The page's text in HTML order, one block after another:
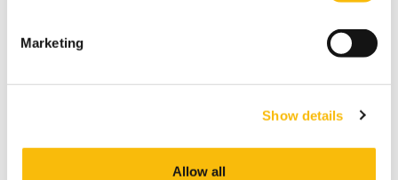
Marketing
Show details
Allow all